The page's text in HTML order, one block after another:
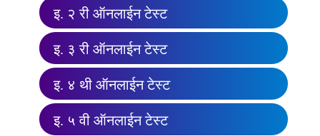
इ. २ री ऑनलाईन टेस्ट
इ. ३ री ऑनलाईन टेस्ट
इ. ४ थी ऑनलाईन टेस्ट
इ. ५ वी ऑनलाईन टेस्ट